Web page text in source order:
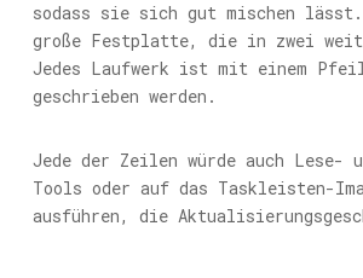
sodass sie sich gut mischen
große Festplatte, die in zwei
Jedes Laufwerk ist mit einem
geschrieben werden.
Jede der Zeilen würde auch Lese-
Tools oder auf das Taskleisten-
ausführen, die